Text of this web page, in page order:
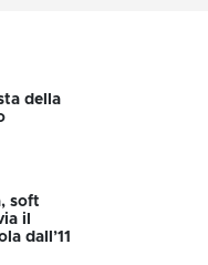
della
soft
il
dall’11